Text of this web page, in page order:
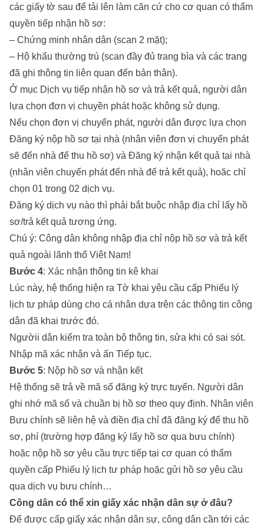
các giấy tờ sau để tải lên làm căn cứ cho cơ quan có thẩm
quyền tiếp nhận hồ sơ:
– Chứng minh nhân dân (scan 2 mặt);
– Hộ khẩu thường trú (scan đầy đủ trang bìa và các trang
đã ghi thông tin liên quan đến bản thân).
Ở mục Dịch vụ tiếp nhận hồ sơ và trả kết quả, người dân
lựa chọn đơn vị chuyền phát hoặc không sử dụng.
Nếu chọn đơn vị chuyển phát, người dân được lựa chọn
Đăng ký nộp hồ sơ tại nhà (nhân viên đơn vị chuyển phát
sẽ đến nhà để thu hồ sơ) và Đăng ký nhận kết quả tại nhà
(nhân viên chuyển phát đến nhà để trả kết quả), hoăc chỉ
chọn 01 trong 02 dịch vụ.
Đăng ký dịch vụ nào thì phải bắt buộc nhập địa chỉ lấy hồ
sơ/trả kết quả tương ứng.
Chú ý: Công dân không nhập địa chỉ nộp hồ sơ và trả kết
quả ngoài lãnh thổ Viêt Nam!
Bước 4: Xác nhận thông tin kê khai
Lúc này, hệ thống hiện ra Tờ khai yêu cầu cấp Phiếu lý
lịch tư pháp dùng cho cá nhân dựa trên các thông tin công
dân đã khai trước đó.
Ngườii dân kiểm tra toàn bộ thông tin, sửa khi có sai sót.
Nhập mã xác nhận và ấn Tiếp tục.
Bước 5: Nộp hồ sơ và nhận kết
Hệ thống sẽ trả về mã số đăng ký trực tuyến. Người dân
ghi nhớ mã số và chuần bị hồ sơ theo quy định. Nhân viên
Bưu chính sẽ liên hệ và điền địa chỉ đã đăng ký để thu hồ
sơ, phí (trường hợp đăng ký lấy hồ sơ qua bưu chính)
hoặc nộp hồ sơ yêu cầu trực tiếp tại cơ quan có thẩm
quyền cấp Phiếu lý lịch tư pháp hoặc gửi hồ sơ yêu cầu
qua dịch vụ bưu chính…
Công dân có thể xin giấy xác nhận dân sự ở đâu?
Để được cấp giấy xác nhận dân sự, công dân cần tới các